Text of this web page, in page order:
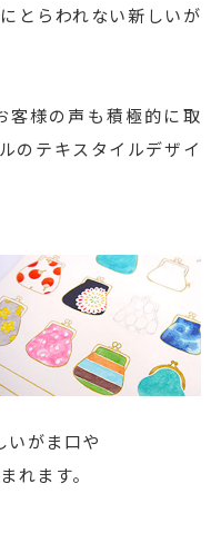
とらわれない新しいが
客様の声も積極的に取
のテキスタイルデザイ
いがま口や
れます。